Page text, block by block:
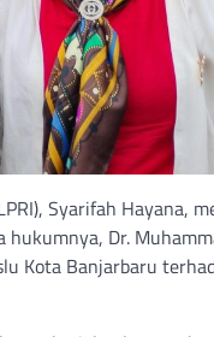
Syarifah Hayana,
Dr.
Kota Banjarbaru